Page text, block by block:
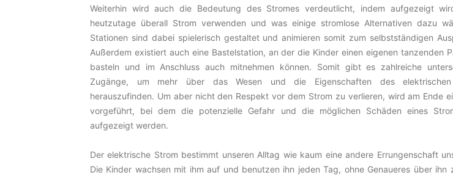
Weiterhin wird auch die Bedeutung des Stromes verdeutlicht, indem aufgezeigt
heutzutage überall Strom verwenden und was einige stromlose Alternativen dazu
Stationen sind dabei spielerisch gestaltet und animieren somit zum selbstständigen
Außerdem existiert auch eine Bastelstation, an der die Kinder einen eigenen tanzenden
basteln und im Anschluss auch mitnehmen können. Somit gibt es zahlreiche
Zugänge, um mehr über das Wesen und die Eigenschaften des elektrischen
herauszufinden. Um aber nicht den Respekt vor dem Strom zu verlieren, wird am Ende
vorgeführt, bei dem die potenzielle Gefahr und die möglichen Schäden eines
aufgezeigt werden.
Der elektrische Strom bestimmt unseren Alltag wie kaum eine andere Errungenschaft
Die Kinder wachsen mit ihm auf und benutzen ihn jeden Tag, ohne Genaueres über ihn